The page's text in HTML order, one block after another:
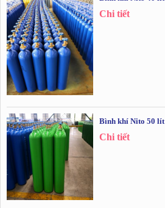
Chi tiết
Bình khí Nito 50 lít
Chi tiết